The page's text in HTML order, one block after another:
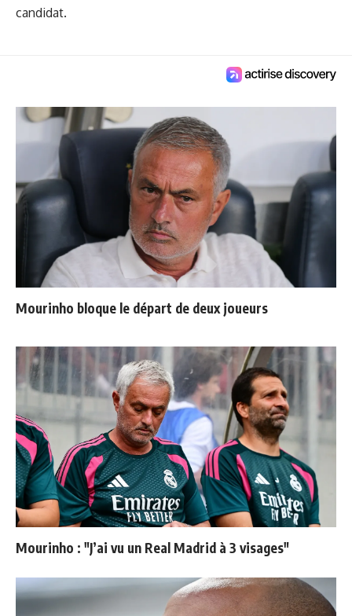
candidat.
Mourinho bloque le départ de deux joueurs
Mourinho : "J’ai vu un Real Madrid à 3 visages"